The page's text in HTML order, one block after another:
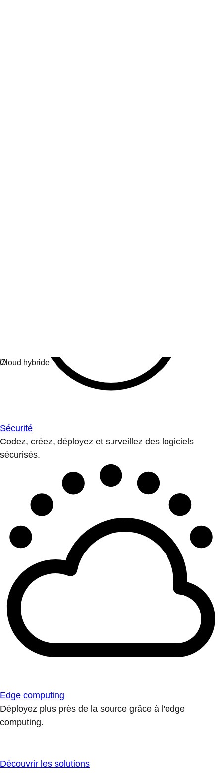
Sécurité
Codez, créez, déployez et surveillez des logiciels
sécurisés.
Edge computing
Déployez plus près de la source grâce à l'edge
computing.
Découvrir les solutions